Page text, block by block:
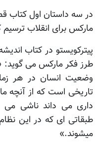
در سه داستان اول کتاب
مارکس برای انقلاب
پیترکویستو در کتاب
طرز فکر مارکس می گوید:
وضعیت انسان در هر
تاریخی است که از آنچه
داری می داند ناشی می
طبقاتی ای که در این
میشوند.»